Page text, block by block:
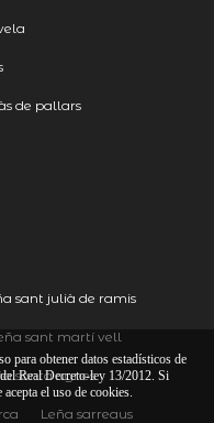
de pallars
sant julià de ramis
sant martí vell
santa agnes
Leña sarreaus
para obtener datos estadísticos de
Real Decreto-ley 13/2012. Si
el uso de cookies.